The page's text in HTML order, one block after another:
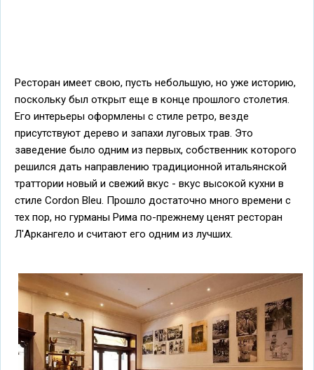
Ресторан имеет свою, пусть небольшую, но уже историю,
поскольку был открыт еще в конце прошлого столетия.
Его интерьеры оформлены с стиле ретро, везде
присутствуют дерево и запахи луговых трав. Это
заведение было одним из первых, собственник которого
решился дать направлению традиционной итальянской
траттории новый и свежий вкус - вкус высокой кухни в
стиле Cordon Bleu. Прошло достаточно много времени с
тех пор, но гурманы Рима по-прежнему ценят ресторан
Л'Аркангело и считают его одним из лучших.